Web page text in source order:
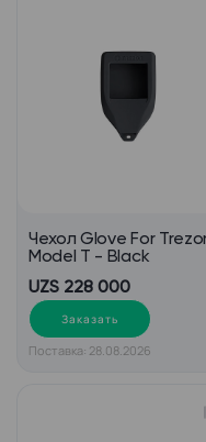
Чехол Glove For
Model T - Black
UZS 228 000
Заказать
Поставка: 28.08.2026